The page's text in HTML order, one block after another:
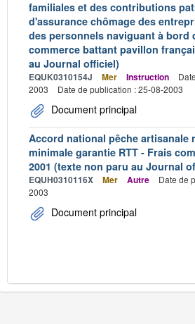
familiales et des contributions
d'assurance chômage des
des personnels naviguant à bord
commerce battant pavillon
au Journal officiel)
EQUK0310154J Mer Instruction
2003
Date de publication : 25-08-2003
Document principal
Accord national pêche artisanale
minimale garantie RTT - Frais
2001 (texte non paru au Journal
EQUH0310116X Mer Autre
Date de
2003
Document principal